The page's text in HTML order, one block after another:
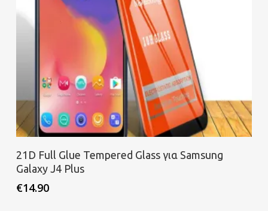
Προσθήκη στο καλάθι
21D Full Glue Tempered Glass για Samsung
Galaxy J4 Plus
€14.90